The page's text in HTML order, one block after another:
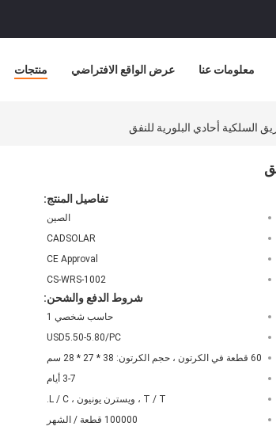
منتجات عرض الواقع الافتراضي معلومات عنا
تفاصيل المنتج:
الصين
CADSOLAR
CE Approval
CS-WRS-1002
شروط الدفع والشحن:
حاسب شخصي 1
USD5.50-5.80/PC
60 قطعة في الكرتون ، حجم الكرتون: 38 * 27 * 28 سم
3-7 أيام
T / T ، ويسترن يونيون ، L / C.
100000 قطعة / الشهر